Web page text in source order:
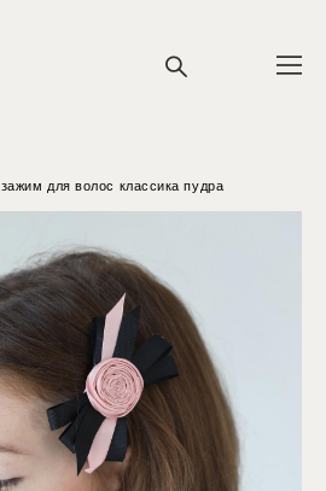
зажим для волос классика пудра